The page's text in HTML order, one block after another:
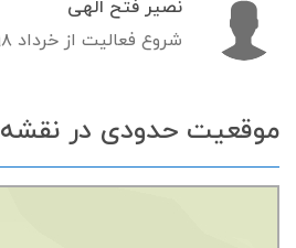
نصیر فتح الهی
شروع فعالیت از خرداد ۹۸
موقعیت حدودی در نقشه